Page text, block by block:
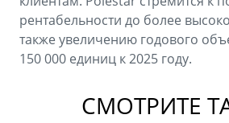
рентабельности до более
также увеличению годового
150 000 единиц к 2025 году.
СМОТРИТЕ